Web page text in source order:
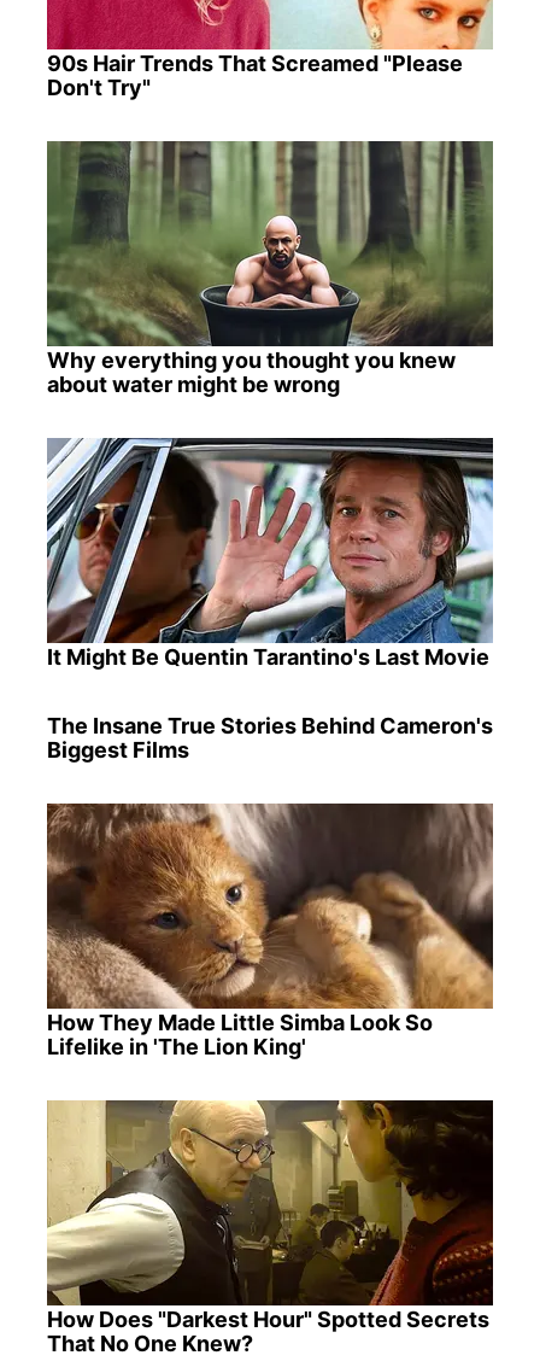
90s Hair Trends That Screamed "Please
Don't Try"
Why everything you thought you knew
about water might be wrong
It Might Be Quentin Tarantino's Last Movie
The Insane True Stories Behind Cameron's
Biggest Films
How They Made Little Simba Look So
Lifelike in 'The Lion King'
How Does "Darkest Hour" Spotted Secrets
That No One Knew?